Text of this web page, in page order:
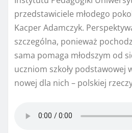
przedstawiciele młodego
Kacper Adamczyk.
szczególna, ponieważ
sama pomaga młodszym od
uczniom szkoły podstawowej
nowej dla nich – polskiej